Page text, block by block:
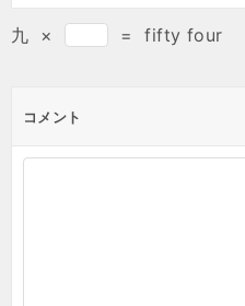
九 × = fifty four
コメント